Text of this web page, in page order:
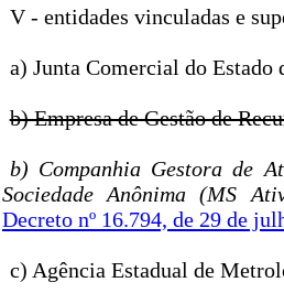
V - entidades vinculadas e
a) Junta Comercial do
b) Empresa de Gestão de
b) Companhia Gestora de
Sociedade Anônima (MS
Decreto nº 16.794, de 29 de
c) Agência Estadual de